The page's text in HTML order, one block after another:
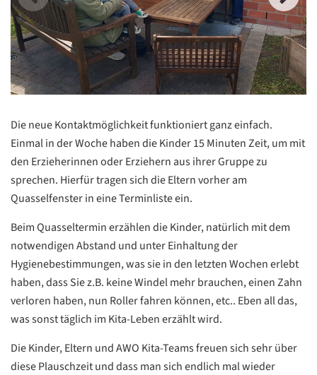
Die neue Kontaktmöglichkeit funktioniert ganz einfach.
Einmal in der Woche haben die Kinder 15 Minuten Zeit, um mit
den Erzieherinnen oder Erziehern aus ihrer Gruppe zu
sprechen. Hierfür tragen sich die Eltern vorher am
Quasselfenster in eine Terminliste ein.
Beim Quasseltermin erzählen die Kinder, natürlich mit dem
notwendigen Abstand und unter Einhaltung der
Hygienebestimmungen, was sie in den letzten Wochen erlebt
haben, dass Sie z.B. keine Windel mehr brauchen, einen Zahn
verloren haben, nun Roller fahren können, etc.. Eben all das,
was sonst täglich im Kita-Leben erzählt wird.
Die Kinder, Eltern und AWO Kita-Teams freuen sich sehr über
diese Plauschzeit und dass man sich endlich mal wieder